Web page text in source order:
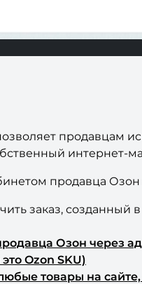
продавцам
интернет-
продавца
заказ, созданный
Озон через
Ozon SKU)
товары на